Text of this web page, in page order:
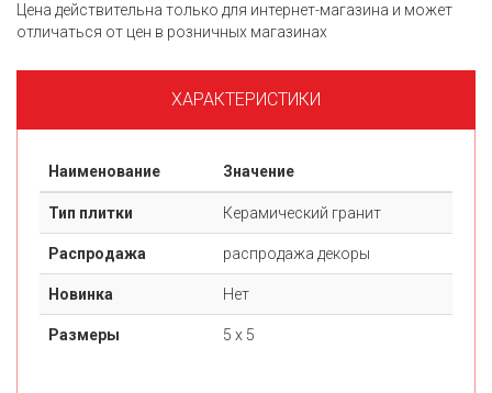
Цена действительна только для интернет-магазина и может
отличаться от цен в розничных магазинах
ХАРАКТЕРИСТИКИ
Наименование Значение
Тип плитки Керамический гранит
Распродажа распродажа декоры
Новинка Нет
Размеры 5 х 5